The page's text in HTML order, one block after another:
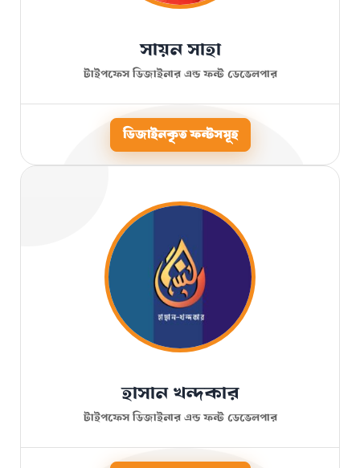
সায়ন সাহা
টাইপফেস ডিজাইনার এন্ড ফন্ট ডেভেলপার
ডিজাইনকৃত ফন্টসমূহ
হাসান খন্দকার
টাইপফেস ডিজাইনার এন্ড ফন্ট ডেভেলপার